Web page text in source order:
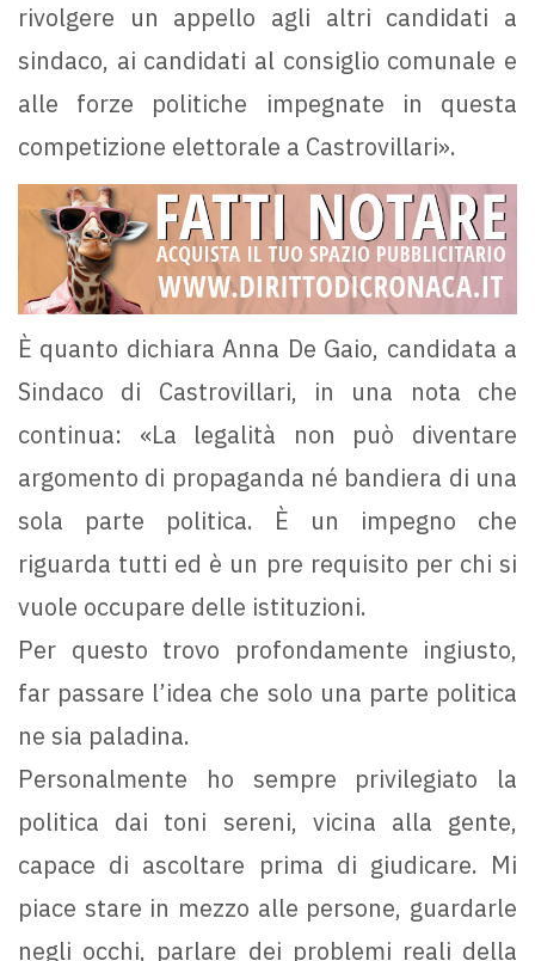
rivolgere un appello agli altri candidati a
sindaco, ai candidati al consiglio comunale e
alle forze politiche impegnate in questa
competizione elettorale a Castrovillari».
È quanto dichiara Anna De Gaio, candidata a
Sindaco di Castrovillari, in una nota che
continua: «La legalità non può diventare
argomento di propaganda né bandiera di una
sola parte politica. È un impegno che
riguarda tutti ed è un pre requisito per chi si
vuole occupare delle istituzioni.
Per questo trovo profondamente ingiusto,
far passare l’idea che solo una parte politica
ne sia paladina.
Personalmente ho sempre privilegiato la
politica dai toni sereni, vicina alla gente,
capace di ascoltare prima di giudicare. Mi
piace stare in mezzo alle persone, guardarle
negli occhi, parlare dei problemi reali della